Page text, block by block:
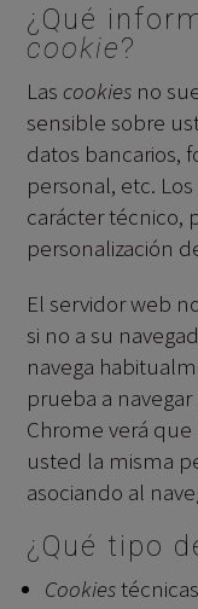
¿Qué
cookie?
Las cookies no
sensible sobre
datos bancarios,
personal, etc.
carácter técnico,
personalización
El servidor web
si no a su
navega
prueba a
Chrome verá
usted la misma
asociando al
¿Qué tipo
Cookies